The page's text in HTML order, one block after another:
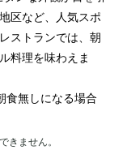
区など、人気スポ
ストランでは、朝
料理を味わえま
食無しになる場合
きません。